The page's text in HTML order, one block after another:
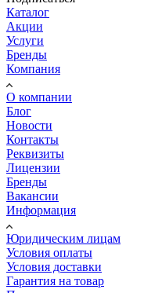
Каталог
Акции
Услуги
Бренды
Компания
О компании
Блог
Новости
Контакты
Реквизиты
Лицензии
Бренды
Вакансии
Информация
Юридическим лицам
Условия оплаты
Условия доставки
Гарантия на товар